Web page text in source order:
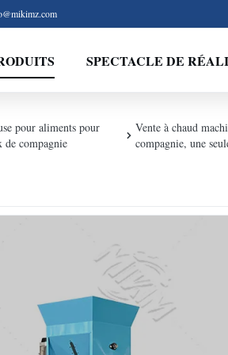
SPECTACLE DE
pour aliments pour
de compagnie
Vente à chaud
compagnie, une